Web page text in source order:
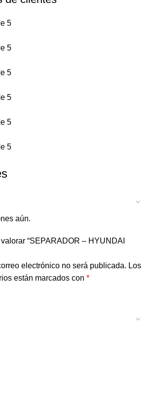
5
5
5
5
5
5
aún.
“SEPARADOR – HYUNDAI
electrónico no será publicada. Los
están marcados con *